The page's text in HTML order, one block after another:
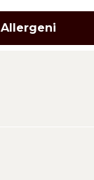
Allergeni